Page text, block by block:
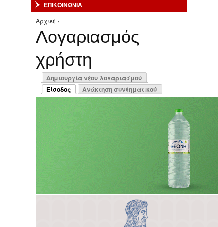
ΕΠΙΚΟΙΝΩΝΙΑ
Είστε εδώ
Αρχική ›
Λογαριασμός
χρήστη
Πρωτεύουσες καρτέλες
Δημιουργία νέου λογαριασμού
Είσοδος
(ενεργή καρτέλα)
Ανάκτηση συνθηματικού